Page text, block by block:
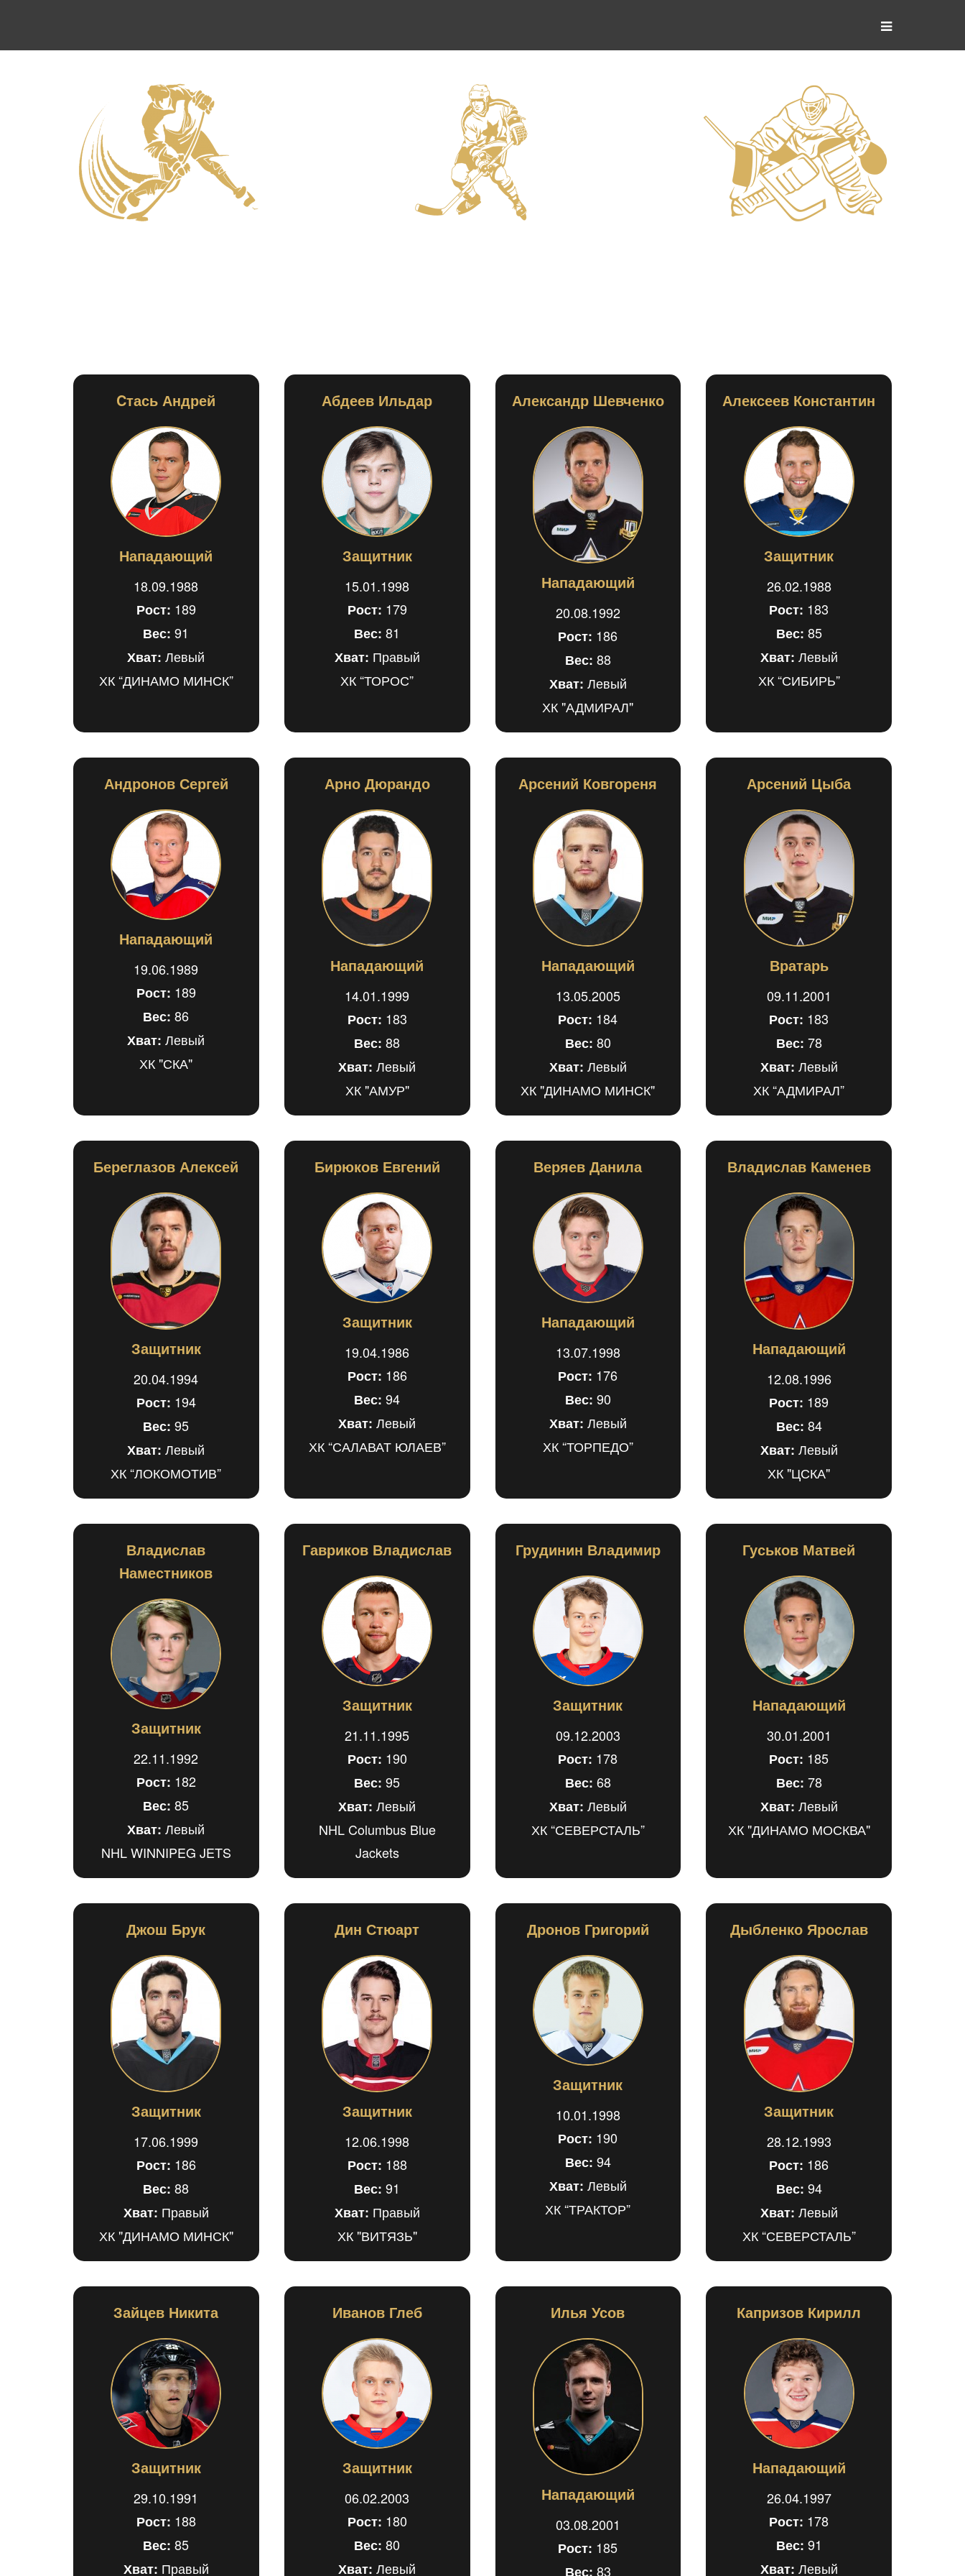
Cтась Андрей
Нападающий
18.09.1988
Рост: 189
Вес:91
Хват:Левый
ХК “ДИНАМО МИНСК”
Абдеев Ильдар
Защитник
15.01.1998
Рост: 179
Вес:81
Хват: Правый
ХК “ТОРОС”
Александр Шевченко
Нападающий
20.08.1992
Рост: 186
Вес: 88
Хват: Левый
ХК "АДМИРАЛ"
Алексеев Константин
Защитник
26.02.1988
Рост: 183
Вес: 85
Хват: Левый
ХК “СИБИРЬ”
Андронов Сергей
Нападающий
19.06.1989
Рост: 189
Вес:86
Хват:Левый
ХК "СКА"
Арно Дюрандо
Нападающий
14.01.1999
Рост: 183
Вес:88
Хват:Левый
ХК "АМУР"
Арсений Ковгореня
Нападающий
13.05.2005
Рост: 184
Вес: 80
Хват: Левый
ХК "ДИНАМО МИНСК"
Арсений Цыба
Вратарь
09.11.2001
Рост: 183
Вес: 78
Хват: Левый
ХК “АДМИРАЛ”
Береглазов Алексей
Защитник
20.04.1994
Рост: 194
Вес:95
Хват:Левый
ХК “ЛОКОМОТИВ”
Бирюков Евгений
Защитник
19.04.1986
Рост: 186
Вес:94
Хват:Левый
ХК “САЛАВАТ ЮЛАЕВ”
Веряев Данила
Нападающий
13.07.1998
Рост: 176
Вес: 90
Хват: Левый
ХК “ТОРПЕДО”
Владислав Каменев
Нападающий
12.08.1996
Рост: 189
Вес: 84
Хват: Левый
ХК "ЦСКА"
Владислав
Наместников
Защитник
22.11.1992
Рост: 182
Вес:85
Хват:Левый
NHL WINNIPEG JETS
Гавриков Владислав
Защитник
21.11.1995
Рост: 190
Вес:95
Хват:Левый
NHL Columbus Blue
Jackets
Грудинин Владимир
Защитник
09.12.2003
Рост: 178
Вес: 68
Хват: Левый
ХК “СЕВЕРСТАЛЬ”
Гуськов Матвей
Нападающий
30.01.2001
Рост: 185
Вес: 78
Хват: Левый
ХК "ДИНАМО МОСКВА"
Джош Брук
Защитник
17.06.1999
Рост: 186
Вес:88
Хват: Правый
ХК "ДИНАМО МИНСК"
Дин Стюарт
Защитник
12.06.1998
Рост: 188
Вес:91
Хват: Правый
ХК "ВИТЯЗЬ"
Дронов Григорий
Защитник
10.01.1998
Рост: 190
Вес: 94
Хват: Левый
ХК “ТРАКТОР”
Дыбленко Ярослав
Защитник
28.12.1993
Рост: 186
Вес: 94
Хват: Левый
ХК “СЕВЕРСТАЛЬ”
Зайцев Никита
Защитник
29.10.1991
Рост: 188
Вес:85
Хват: Правый
Иванов Глеб
Защитник
06.02.2003
Рост: 180
Вес:80
Хват:Левый
Илья Усов
Нападающий
03.08.2001
Рост: 185
Вес: 83
Капризов Кирилл
Нападающий
26.04.1997
Рост: 178
Вес: 91
Хват: Левый